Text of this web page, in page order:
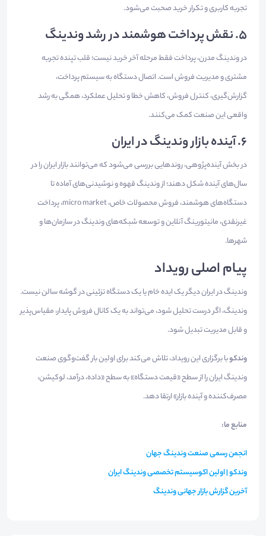
تجربه کاربری و تکرار خرید صحبت می‌شود.
۵. نقش پرداخت هوشمند در رشد وندینگ
در وندینگ مدرن، پرداخت فقط مرحله آخر خرید نیست؛ قلب تپنده تجربه
مشتری و مدیریت فروش است. اتصال دستگاه به سیستم پرداخت،
گزارش‌گیری، کنترل فروش، کاهش خطا و تحلیل عملکرد، همگی به رشد
واقعی این صنعت کمک می‌کنند.
۶. آینده بازار وندینگ در ایران
در بخش آینده‌پژوهی، روندهایی بررسی می‌شود که می‌توانند بازار ایران را در
سال‌های آینده شکل دهند؛ از وندینگ قهوه و نوشیدنی‌های آماده تا
دستگاه‌های هوشمند، فروش محصولات خاص، micro market، پرداخت
غیرنقدی، مانیتورینگ آنلاین و توسعه شبکه‌های وندینگ در سازمان‌ها و
شهرها.
پیام اصلی رویداد
وندینگ در ایران دیگر یک ایده خام یا یک دستگاه تزئینی در گوشه سالن نیست.
وندینگ، اگر درست تحلیل شود، می‌تواند به یک کانال فروش پایدار، مقیاس‌پذیر
و قابل مدیریت تبدیل شود.
وندکوبا برگزاری این رویداد، تلاش می‌کند برای اولین بار گفت‌وگوی صنعت
وندینگ ایران را از سطح «قیمت دستگاه» به سطح «داده، درآمد، لوکیشن،
مصرف‌کننده و آینده بازار» ارتقا دهد.
منابع ما:
انجمن رسمی صنعت وندینگ جهان
وندکو | اولین اکوسیستم تخصصی وندینگ ایران
آخرین گزارش بازار جهانی وندینگ